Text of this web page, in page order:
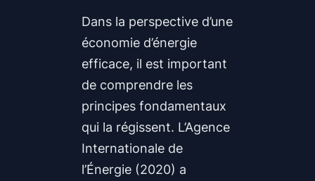
Dans la perspective d’une
économie d’énergie
efficace, il est important
de comprendre les
principes fondamentaux
qui la régissent. L’Agence
Internationale de
l’Énergie (2020) a